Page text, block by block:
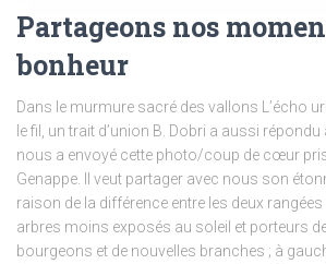
Partageons nos
bonheur
Dans le murmure sacré des vallons L’écho
le fil, un trait d’union B. Dobri a aussi
nous a envoyé cette photo/coup de cœur
Genappe. Il veut partager avec nous son
raison de la différence entre les deux rangées
arbres moins exposés au soleil et porteurs
bourgeons et de nouvelles branches ; à